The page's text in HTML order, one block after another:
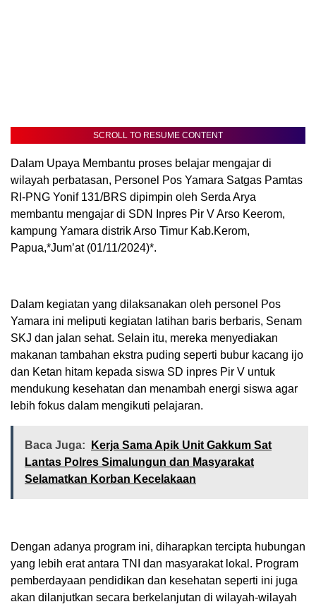
SCROLL TO RESUME CONTENT
Dalam Upaya Membantu proses belajar mengajar di
wilayah perbatasan, Personel Pos Yamara Satgas Pamtas
RI-PNG Yonif 131/BRS dipimpin oleh Serda Arya
membantu mengajar di SDN Inpres Pir V Arso Keerom,
kampung Yamara distrik Arso Timur Kab.Kerom,
Papua,*Jum’at (01/11/2024)*.
Dalam kegiatan yang dilaksanakan oleh personel Pos
Yamara ini meliputi kegiatan latihan baris berbaris, Senam
SKJ dan jalan sehat. Selain itu, mereka menyediakan
makanan tambahan ekstra puding seperti bubur kacang ijo
dan Ketan hitam kepada siswa SD inpres Pir V untuk
mendukung kesehatan dan menambah energi siswa agar
lebih fokus dalam mengikuti pelajaran.
Baca Juga:
Kerja Sama Apik Unit Gakkum Sat
Lantas Polres Simalungun dan Masyarakat
Selamatkan Korban Kecelakaan
Dengan adanya program ini, diharapkan tercipta hubungan
yang lebih erat antara TNI dan masyarakat lokal. Program
pemberdayaan pendidikan dan kesehatan seperti ini juga
akan dilanjutkan secara berkelanjutan di wilayah-wilayah